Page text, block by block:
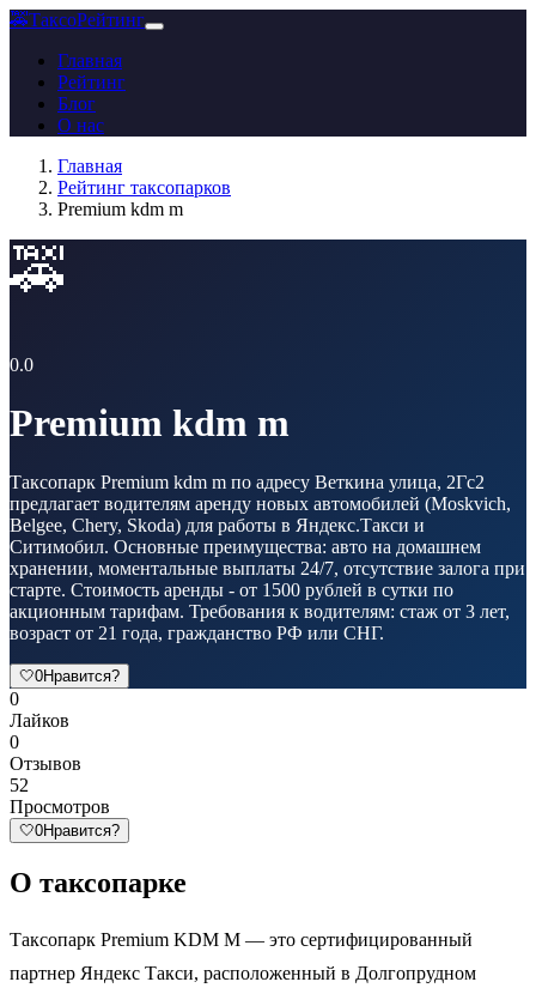
🚕ТаксоРейтинг
Главная
Рейтинг
Блог
О нас
Главная
Рейтинг таксопарков
Premium kdm m
🚕
0.0
Premium kdm m
Таксопарк Premium kdm m по адресу Веткина улица, 2Гс2
предлагает водителям аренду новых автомобилей (Moskvich,
Belgee, Chery, Skoda) для работы в Яндекс.Такси и
Ситимобил. Основные преимущества: авто на домашнем
хранении, моментальные выплаты 24/7, отсутствие залога при
старте. Стоимость аренды - от 1500 рублей в сутки по
акционным тарифам. Требования к водителям: стаж от 3 лет,
возраст от 21 года, гражданство РФ или СНГ.
🤍0Нравится?
0
Лайков
0
Отзывов
52
Просмотров
🤍0Нравится?
О таксопарке
Таксопарк Premium KDM M — это сертифицированный
партнер Яндекс Такси, расположенный в Долгопрудном